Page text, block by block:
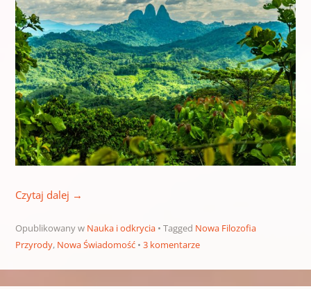
Czytaj dalej →
Opublikowany w Nauka i odkrycia Tagged Nowa Filozofia
Przyrody, Nowa Świadomość 3 komentarze